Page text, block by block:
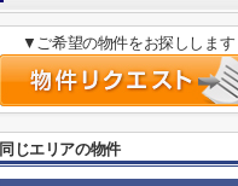
▼ご希望の物件をお探しします
同じエリアの物件